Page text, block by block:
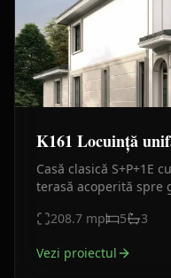
K161 Locuință
Casă clasică S+P+1E
terasă acoperită spre
208.7 mp 5 3
Vezi proiectul